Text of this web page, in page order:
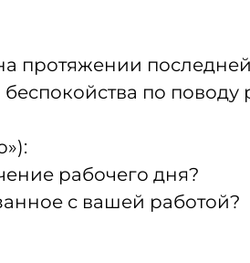
протяжении
по поводу
рабочего дня?
с вашей работой?